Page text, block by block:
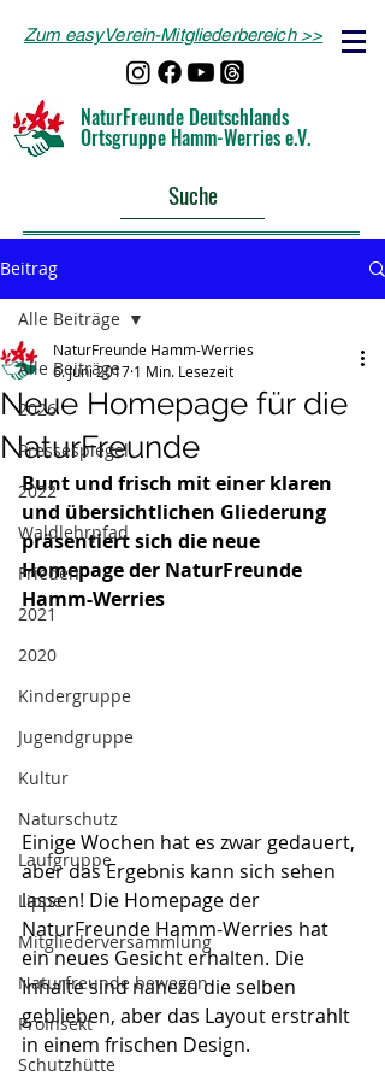
Zum easyVerein-Mitgliederbereich >>
NaturFreunde Deutschlands
Ortsgruppe Hamm-Werries e.V.
Suche
Beitrag
Alle Beiträge
2026
Pressespiegel
2022
Waldlehrpfad
Frieden
2021
2020
Kindergruppe
Jugendgruppe
Kultur
Naturschutz
Laufgruppe
Lippe
Mitgliederversammlung
Naturfreunde bewegen
ProInsekt
Schutzhütte
Alle Beiträge
Neue Homepage für die
NaturFreunde
NaturFreunde Hamm-Werries
6. Juni 2017 1 Min. Lesezeit
Bunt und frisch mit einer klaren
und übersichtlichen Gliederung
präsentiert sich die neue
Homepage der NaturFreunde
Hamm-Werries
Einige Wochen hat es zwar gedauert,
aber das Ergebnis kann sich sehen
lassen! Die Homepage der
NaturFreunde Hamm-Werries hat
ein neues Gesicht erhalten. Die
Inhalte sind nahezu die selben
geblieben, aber das Layout erstrahlt
in einem frischen Design.